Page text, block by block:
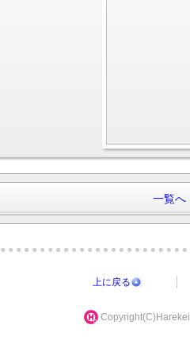
一覧へ
上に戻る